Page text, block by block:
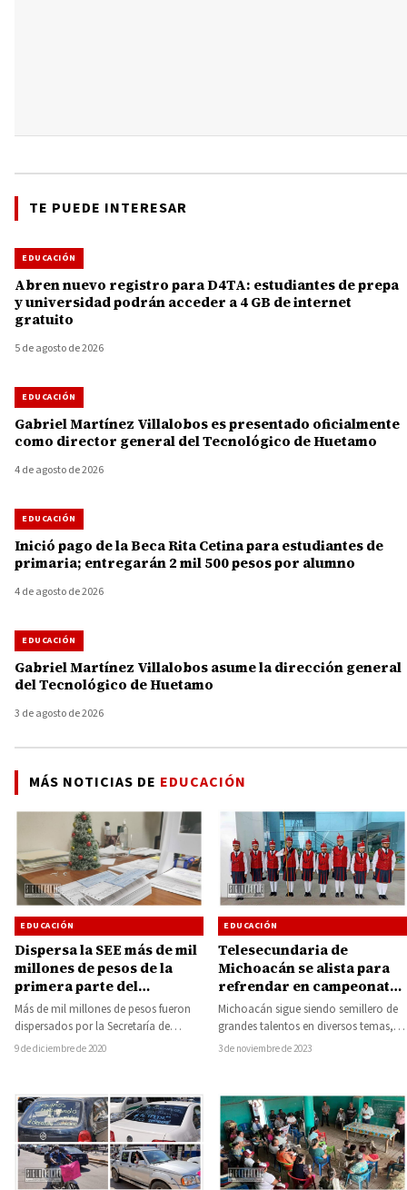
TE PUEDE INTERESAR
EDUCACIÓN
Abren nuevo registro para D4TA: estudiantes de prepa
y universidad podrán acceder a 4 GB de internet
gratuito
5 de agosto de 2026
EDUCACIÓN
Gabriel Martínez Villalobos es presentado oficialmente
como director general del Tecnológico de Huetamo
4 de agosto de 2026
EDUCACIÓN
Inició pago de la Beca Rita Cetina para estudiantes de
primaria; entregarán 2 mil 500 pesos por alumno
4 de agosto de 2026
EDUCACIÓN
Gabriel Martínez Villalobos asume la dirección general
del Tecnológico de Huetamo
3 de agosto de 2026
MÁS NOTICIAS DE EDUCACIÓN
EDUCACIÓN
Dispersa la SEE más de mil
millones de pesos de la
primera parte del
aguinaldo a trabajadores
estatales y federales
Más de mil millones de pesos fueron
dispersados por la Secretaría de
Educación en el Estado (SEE), para…
9 de diciembre de 2020
EDUCACIÓN
Telesecundaria de
Michoacán se alista para
refrendar en campeonato
nacional de escoltas
Michoacán sigue siendo semillero de
grandes talentos en diversos temas, la
cultura cívica es uno de ellos y…
3 de noviembre de 2023